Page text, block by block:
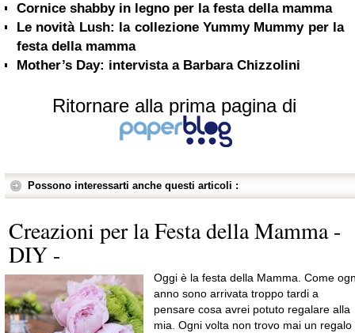
Cornice shabby in legno per la festa della mamma
Le novità Lush: la collezione Yummy Mummy per la
festa della mamma
Mother’s Day: intervista a Barbara Chizzolini
Ritornare alla prima pagina di
Possono interessarti anche questi articoli :
Creazioni per la Festa della Mamma -
DIY -
Oggi è la festa della Mamma. Come
anno sono arrivata troppo tardi a
pensare cosa avrei potuto regalare alla
mia. Ogni volta non trovo mai un regalo